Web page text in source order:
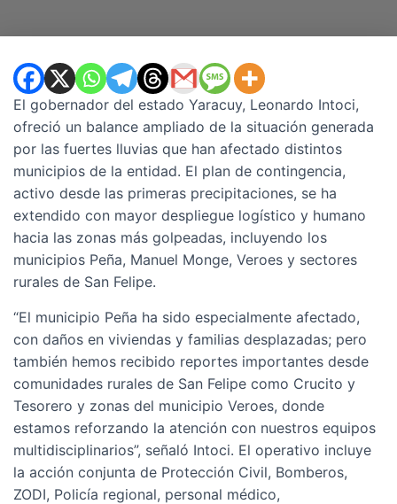
El gobernador del estado Yaracuy, Leonardo Intoci,
ofreció un balance ampliado de la situación generada
por las fuertes lluvias que han afectado distintos
municipios de la entidad. El plan de contingencia,
activo desde las primeras precipitaciones, se ha
extendido con mayor despliegue logístico y humano
hacia las zonas más golpeadas, incluyendo los
municipios Peña, Manuel Monge, Veroes y sectores
rurales de San Felipe.
“El municipio Peña ha sido especialmente afectado,
con daños en viviendas y familias desplazadas; pero
también hemos recibido reportes importantes desde
comunidades rurales de San Felipe como Crucito y
Tesorero y zonas del municipio Veroes, donde
estamos reforzando la atención con nuestros equipos
multidisciplinarios”, señaló Intoci. El operativo incluye
la acción conjunta de Protección Civil, Bomberos,
ZODI, Policía regional, personal médico,